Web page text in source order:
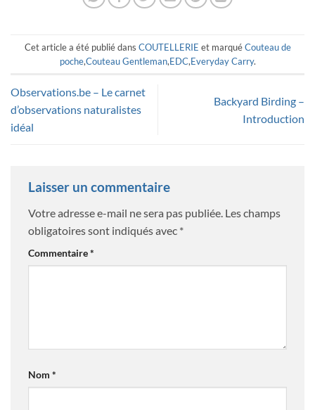
Cet article a été publié dans COUTELLERIE et marquéCouteau de
poche,Couteau Gentleman,EDC,Everyday Carry.
Observations.be – Le carnet
d’observations naturalistes
idéal
Backyard Birding –
Introduction
Laisser un commentaire
Votre adresse e-mail ne sera pas publiée. Les champs
obligatoires sont indiqués avec *
Commentaire*
Nom *